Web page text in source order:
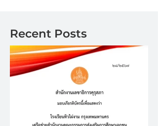
Recent Posts